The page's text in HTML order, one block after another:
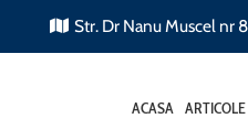
Str. Dr Nanu Muscel nr
ACASA ARTICOLE